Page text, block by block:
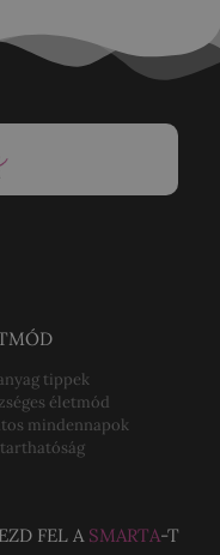
tippek
életmód
mindennapok
FEL A SMARTA-T